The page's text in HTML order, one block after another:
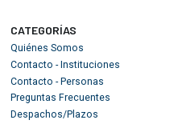
CATEGORÍAS
Quiénes Somos
Contacto - Instituciones
Contacto - Personas
Preguntas Frecuentes
Despachos/Plazos